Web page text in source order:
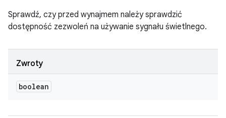
Sprawdź, czy przed wynajmem należy sprawdzić
dostępność zezwoleń na używanie sygnału świetlnego.
Zwroty
boolean